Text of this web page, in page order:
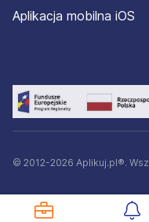
Aplikacja mobilna iOS
© 2012-2026 Aplikuj.pl®.